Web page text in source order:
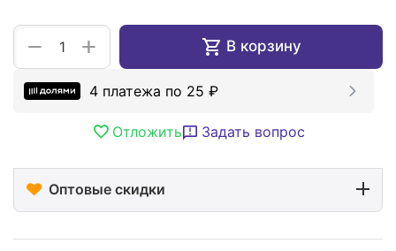
+
− В корзину
4 платежа по 25 ₽
Отложить Задать вопрос
Оптовые скидки